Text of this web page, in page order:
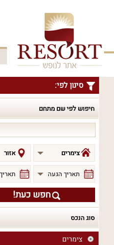
סינון לפי:
חיפוש לפי שם מתחם
לפי
שם
מתחם
צימרים אזור
תאריך הגעה
חפש כעת!
סוג הנכס
צימרים